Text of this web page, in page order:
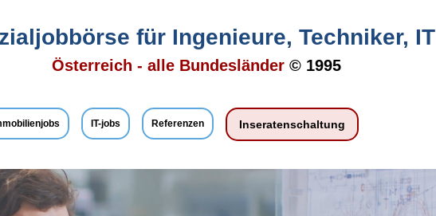
für Ingenieure, Techniker, IT
Österreich - alle Bundesländer © 1995
IT-jobs Referenzen Inseratenschaltung